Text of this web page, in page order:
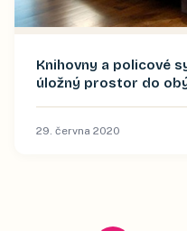
Knihovny a policové
úložný prostor do
29. června 2020